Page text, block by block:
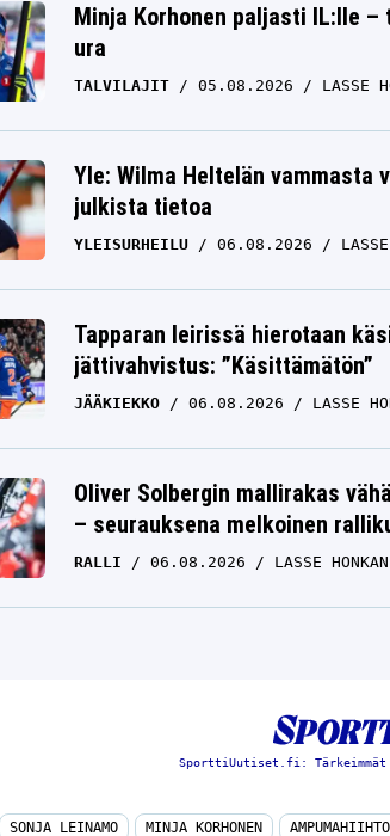
Minja Korhonen paljasti IL:lle –
ura
TALVILAJIT 05.08.2026 LASSE
Yle: Wilma Heltelän vammasta
julkista tietoa
YLEISURHEILU 06.08.2026
Tapparan leirissä hierotaan
jättivahvistus: ”Käsittämätön”
JÄÄKIEKKO 06.08.2026 LASSE
Oliver Solbergin mallirakas
– seurauksena melkoinen
RALLI 06.08.2026 LASSE
SporttiUutiset.fi:
SONJA LEINAMO MINJA KORHONEN AMPUMAHIIHTO